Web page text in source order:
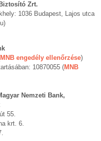
Zrt.
1036 Budapest, Lajos utca
MNB engedély ellenőrzése)
10870055 (MNB
Nemzeti Bank,
55.
krt. 6.